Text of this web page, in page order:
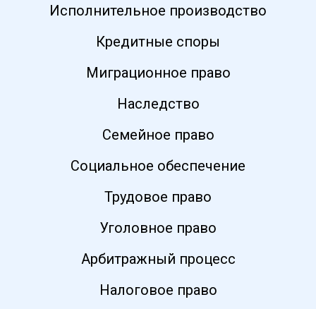
Исполнительное производство
Кредитные споры
Миграционное право
Наследство
Семейное право
Социальное обеспечение
Трудовое право
Уголовное право
Арбитражный процесс
Налоговое право